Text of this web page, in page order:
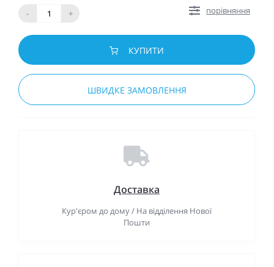
-
+ порівняння
КУПИТИ
ШВИДКЕ ЗАМОВЛЕННЯ
Доставка
Кур'єром до дому / На відділення Нової
Пошти